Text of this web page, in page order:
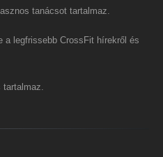
tanácsot tartalmaz.
a legfrissebb CrossFit hírekről és